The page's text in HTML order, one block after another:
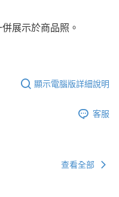
展示於商品照。
顯示電腦版詳細說明
客服
查看全部